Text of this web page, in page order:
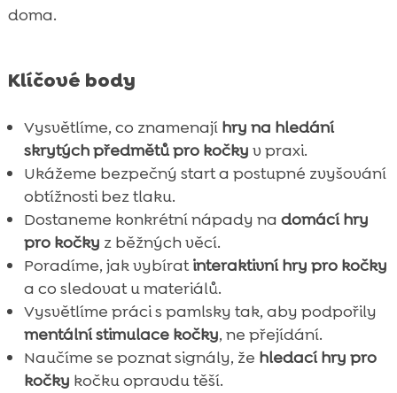
 Závěr
doma.
Klíčové body
Vysvětlíme, co znamenají hry na hledání
skrytých předmětů pro kočky v praxi.
Ukážeme bezpečný start a postupné zvyšování
obtížnosti bez tlaku.
Dostaneme konkrétní nápady na domácí hry
pro kočky z běžných věcí.
Poradíme, jak vybíratinteraktivní hry pro kočky
a co sledovat u materiálů.
Vysvětlíme práci s pamlsky tak, aby podpořily
mentální stimulace kočky, ne přejídání.
Naučíme se poznat signály, že hledací hry pro
kočky kočku opravdu těší.